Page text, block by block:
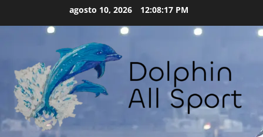
agosto 10, 2026 12:08:18 PM